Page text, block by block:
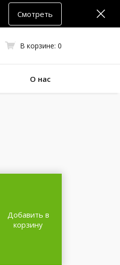
Смотреть
В корзине: 0
О нас
Добавить в
корзину